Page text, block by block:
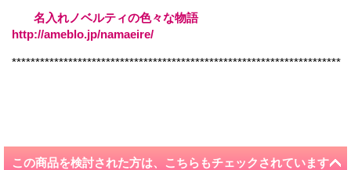
名入れノベルティの色々な物語
http://ameblo.jp/namaeire/
**********************************************************************
この商品を検討された方は、こちらもチェックされています